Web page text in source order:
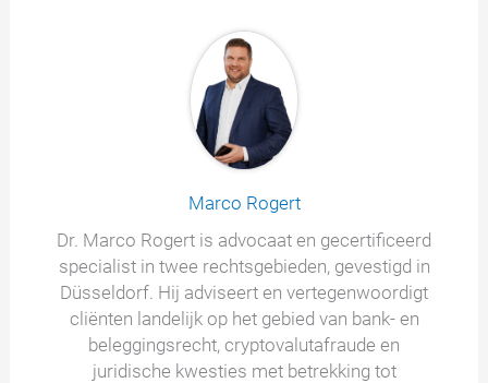
Marco Rogert
Dr. Marco Rogert is advocaat en gecertificeerd
specialist in twee rechtsgebieden, gevestigd in
Düsseldorf. Hij adviseert en vertegenwoordigt
cliënten landelijk op het gebied van bank- en
beleggingsrecht, cryptovalutafraude en
juridische kwesties met betrekking tot